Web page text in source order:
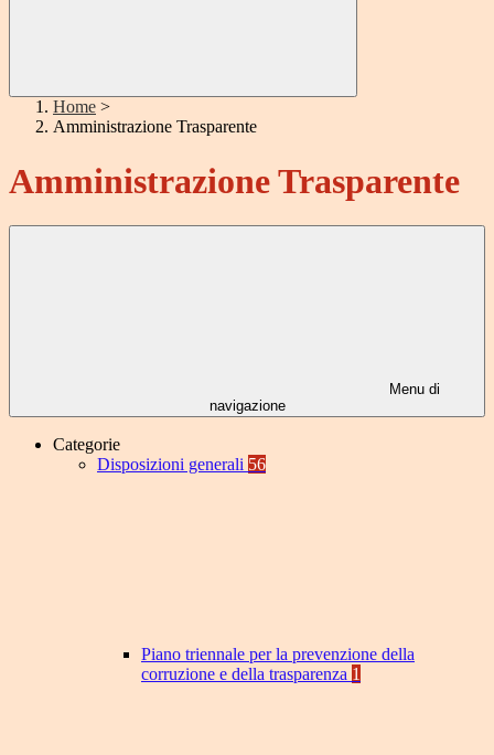
Home >
Amministrazione Trasparente
Amministrazione Trasparente
Menu di
navigazione
Categorie
Disposizioni generali 56
Piano triennale per la prevenzione della
corruzione e della trasparenza 1